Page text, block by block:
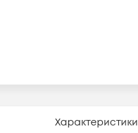
Характеристики